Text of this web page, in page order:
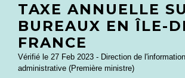
TAXE ANNUELLE
BUREAUX EN ÎLE-
FRANCE
Vérifié le 27 Feb 2023 - Direction de
administrative (Première ministre)